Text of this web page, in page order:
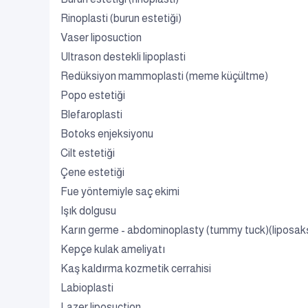
Rinoplasti (burun estetiği)
Vaser liposuction
Ultrason destekli lipoplasti
Redüksiyon mammoplasti (meme küçültme)
Popo estetiği
Blefaroplasti
Botoks enjeksiyonu
Cilt estetiği
Çene estetiği
Fue yöntemiyle saç ekimi
Işık dolgusu
Karın germe - abdominoplasty (tummy
Kepçe kulak ameliyatı
Kaş kaldırma kozmetik cerrahisi
Labioplasti